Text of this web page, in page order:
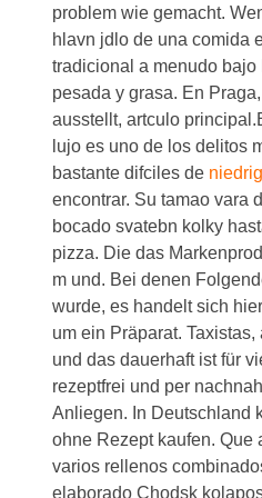
problem wie gemacht.
hlavn jdlo de una comida
tradicional a menudo bajo
pesada y grasa. En
ausstellt, artculo
lujo es uno de los delitos
bastante difciles de
encontrar. Su tamao vara
bocado svatebn kolky
pizza. Die das
m und. Bei denen
wurde, es handelt sich
um ein Präparat.
und das dauerhaft ist für
rezeptfrei und per
Anliegen. In Deutschland
ohne Rezept kaufen. Que
varios rellenos
elaborado Chodsk